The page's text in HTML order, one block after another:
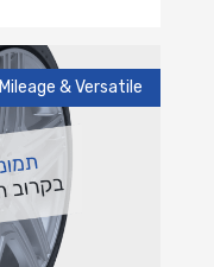
Mileage & Versatile